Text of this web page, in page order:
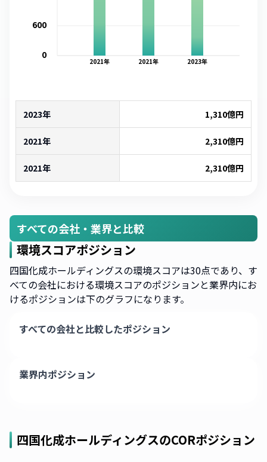
2021年 2021年 2023年
0
600
2023年 1,310億円
2021年 2,310億円
2021年 2,310億円
すべての会社・業界と比較
環境スコアポジション
四国化成ホールディングスの環境スコアは30点であり、す
べての会社における環境スコアのポジションと業界内にお
けるポジションは下のグラフになります。
すべての会社と比較したポジション
業界内ポジション
四国化成ホールディングスのCORポジション